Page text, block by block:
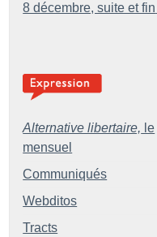
8 décembre, suite et fin
Alternative libertaire, le
mensuel
Communiqués
Webditos
Tracts